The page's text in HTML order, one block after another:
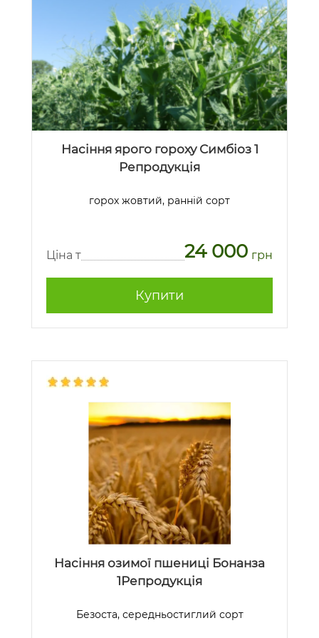
Насіння ярого гороху Симбіоз 1
Репродукція
горох жовтий, ранній сорт
Ціна т 24 000 грн
Купити
Насіння озимої пшениці Бонанза
1Репродукція
Безоста, середньостиглий сорт